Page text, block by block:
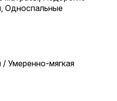
Односпальные
Умеренно-мягкая